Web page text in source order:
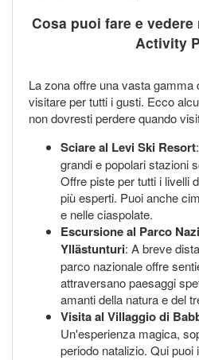
Cosa puoi fare e
Activity
La zona offre una vasta gamma
visitare per tutti i gusti. Ecco
non dovresti perdere quando
Sciare al Levi Ski Resort
grandi e popolari stazioni
Offre piste per tutti i livelli
più esperti. Puoi anche
e nelle ciaspolate.
Escursione al Parco
Yllästunturi: A breve
parco nazionale offre
attraversano paesaggi
amanti della natura e del
Visita al Villaggio di
Un'esperienza magica,
periodo natalizio. Qui